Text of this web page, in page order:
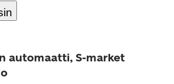
automaatti, S-market